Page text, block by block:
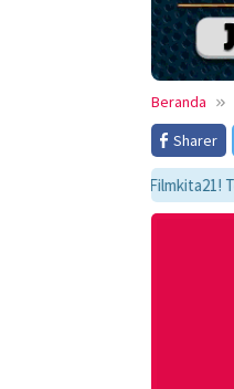
Beranda
Sharer
Filmkita21! Temukan